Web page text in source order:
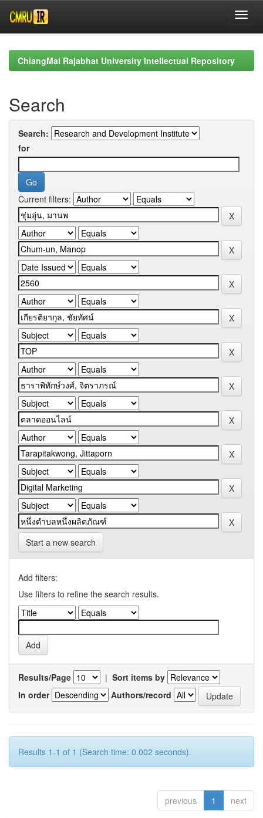
navigationChiangMai Rajabhat University Intellectual Repository
Search
Search:
for
Current filters:
Start a new search
Add filters:
Use filters to refine the search results.
Results/Page | Sort items by
In order
Authors/record
Results 1-1 of 1 (Search time: 0.002 seconds).
previous 1 next